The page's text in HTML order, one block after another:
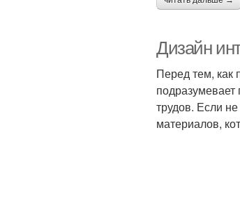
Дизайн
Перед тем, как
трудов. Если
материалов,